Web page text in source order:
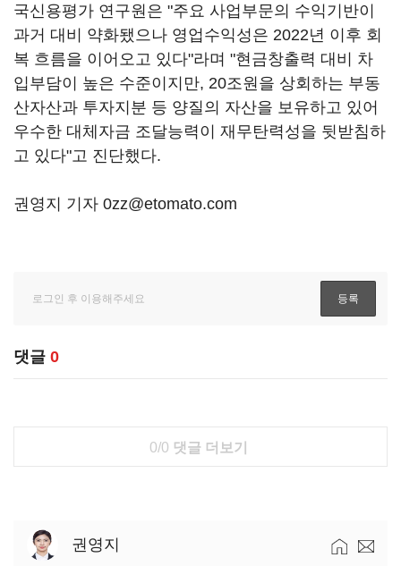
국신용평가 연구원은 "주요 사업부문의 수익기반이
과거 대비 약화됐으나 영업수익성은 2022년 이후 회
복 흐름을 이어오고 있다"라며 "현금창출력 대비 차
입부담이 높은 수준이지만, 20조원을 상회하는 부동
산자산과 투자지분 등 양질의 자산을 보유하고 있어
우수한 대체자금 조달능력이 재무탄력성을 뒷받침하
고 있다"고 진단했다.
권영지 기자 0zz@etomato.com
댓글 0
0/0 댓글 더보기
권영지